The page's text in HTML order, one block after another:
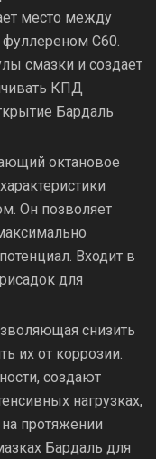
место между
С60.
смазки и создает
КПД
Бардаль
октановое
Он позволяет
Входит в
для
снизить
их от коррозии.
создают
нагрузках,
протяжении
Бардаль для